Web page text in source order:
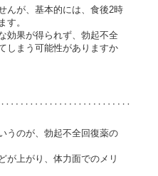
んが、基本的には、食後2時
す。
効果が得られず、勃起不全
しまう可能性がありますか
うのが、勃起不全回復薬の
が上がり、体力面でのメリ